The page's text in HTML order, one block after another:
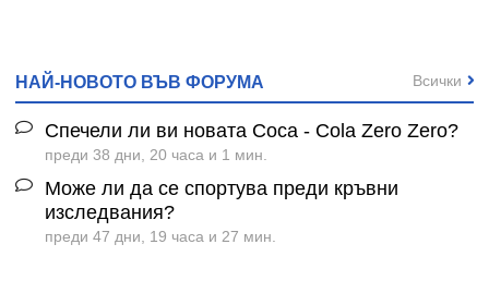
НАЙ-НОВОТО ВЪВ ФОРУМА
Спечели ли ви новата Coca - Cola Zero Zero?
преди 38 дни, 20 часа и 1 мин.
Може ли да се спортува преди кръвни
изследвания?
преди 47 дни, 19 часа и 27 мин.
Всички